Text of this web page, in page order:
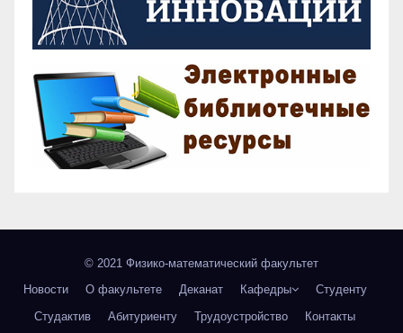
© 2021 Физико-математический факультет
Новости
О факультете Деканат Кафедры
Студенту
Студактив
Абитуриенту Трудоустройство Контакты